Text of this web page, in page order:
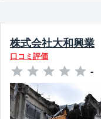
株式会社大和興業
口コミ評価
-